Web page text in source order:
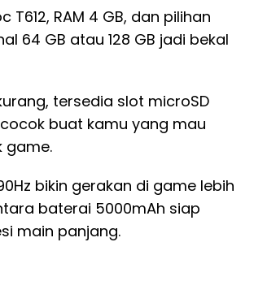
T612, RAM 4 GB, dan pilihan
64 GB atau 128 GB jadi bekal
tersedia slot microSD
buat kamu yang mau
game.
bikin gerakan di game lebih
baterai 5000mAh siap
main panjang.